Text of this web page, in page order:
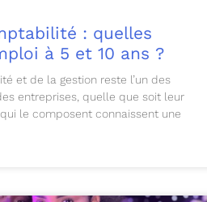
: quelles
à 5 et 10 ans ?
et de la gestion reste l’un des
entreprises, quelle que soit leur
le composent connaissent une